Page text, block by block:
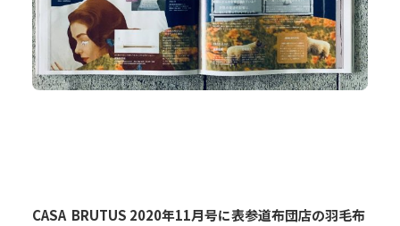
CASA BRUTUS 2020年11月号に表参道布団店の羽毛布